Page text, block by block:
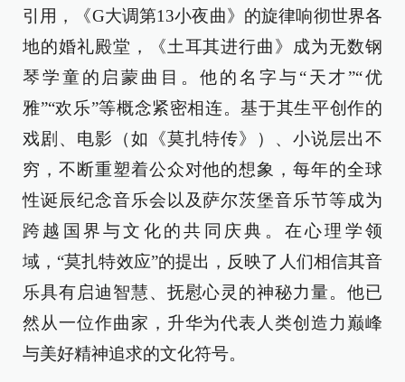
引用，《G大调第13小夜曲》的旋律响彻世界各
地的婚礼殿堂，《土耳其进行曲》成为无数钢
琴学童的启蒙曲目。他的名字与“天才”“优
雅”“欢乐”等概念紧密相连。基于其生平创作的
戏剧、电影（如《莫扎特传》）、小说层出不
穷，不断重塑着公众对他的想象，每年的全球
性诞辰纪念音乐会以及萨尔茨堡音乐节等成为
跨越国界与文化的共同庆典。在心理学领
域，“莫扎特效应”的提出，反映了人们相信其音
乐具有启迪智慧、抚慰心灵的神秘力量。他已
然从一位作曲家，升华为代表人类创造力巅峰
与美好精神追求的文化符号。